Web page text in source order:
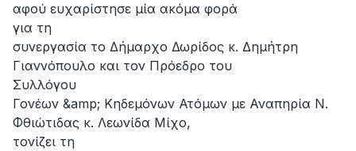
αφού ευχαρίστησε μία ακόμα φορά
για τη
συνεργασία το Δήμαρχο Δωρίδος κ. Δημήτρη
Γιαννόπουλο και τον Πρόεδρο του
Συλλόγου
Γονέων &amp; Κηδεμόνων Ατόμων με Αναπηρία Ν.
Φθιώτιδας κ. Λεωνίδα Μίχο,
τονίζει τη